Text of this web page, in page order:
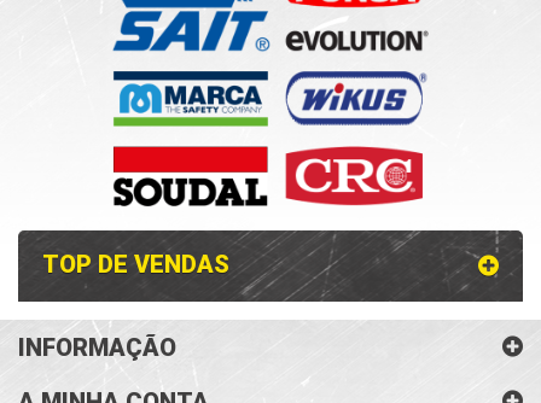
TOP DE VENDAS
INFORMAÇÃO